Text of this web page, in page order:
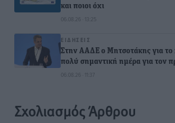
και ποιοι όχι
06.08.26 · 13:25
ΕΙΔΉΣΕΙΣ
Στην ΑΑΔΕ ο Μητσοτάκης για το
πολύ σημαντική ημέρα για τον
06.08.26 · 11:37
Σχολιασμός Άρθρου